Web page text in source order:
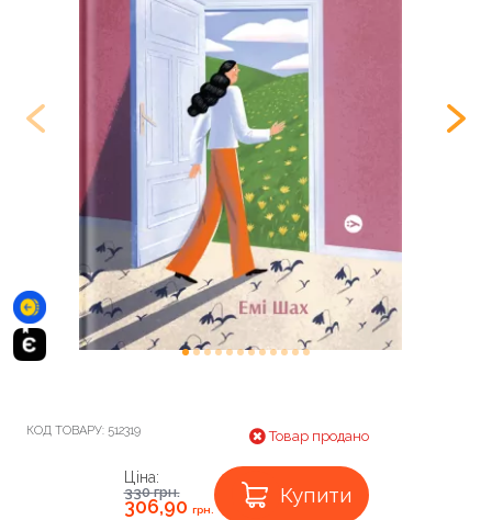
КОД ТОВАРУ: 512319 Товар продано
Ціна:
330грн.
306,90 грн.
Купити